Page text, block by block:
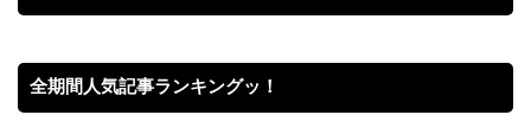
全期間人気記事ランキングッ！